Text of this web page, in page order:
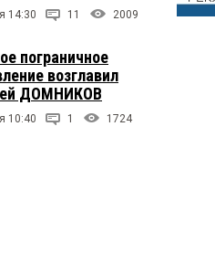
14:30 11 2009
пограничное
возглавил
ДОМНИКОВ
10:40 1 1724